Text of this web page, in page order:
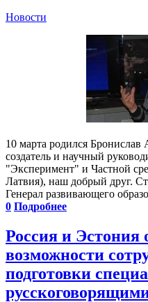
Новости
10 марта родился Бронислав
создатель и научный
"Эксперимент" и Частной
Латвия), наш добрый друг.
Генерал развивающего
0 Подробнее
Россия и Эстония
возможности
подготовки